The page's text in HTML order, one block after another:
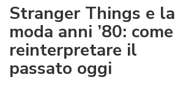
Stranger Things e la
moda anni ’80: come
reinterpretare il
passato oggi